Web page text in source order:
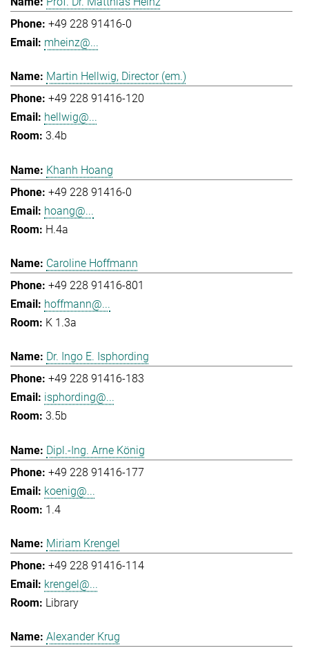
+49 228 91416-0
mheinz@...
Martin Hellwig, Director (em.)
+49 228 91416-120
hellwig@...
3.4b
Khanh Hoang
+49 228 91416-0
hoang@...
H.4a
Caroline Hoffmann
+49 228 91416-801
hoffmann@...
K 1.3a
Dr. Ingo E. Isphording
+49 228 91416-183
isphording@...
3.5b
Dipl.-Ing. Arne König
+49 228 91416-177
koenig@...
1.4
Miriam Krengel
+49 228 91416-114
krengel@...
Library
Alexander Krug